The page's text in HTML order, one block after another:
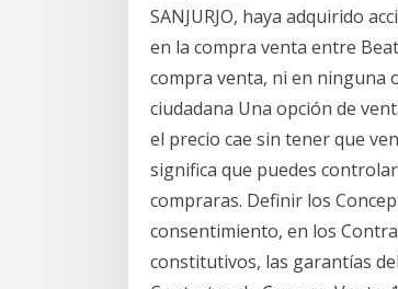
SANJURJO, haya adquirido
en la compra venta entre
compra venta, ni en ninguna
ciudadana Una opción de
el precio cae sin tener que
significa que puedes
compraras. Definir los
consentimiento, en los
constitutivos, las garantías